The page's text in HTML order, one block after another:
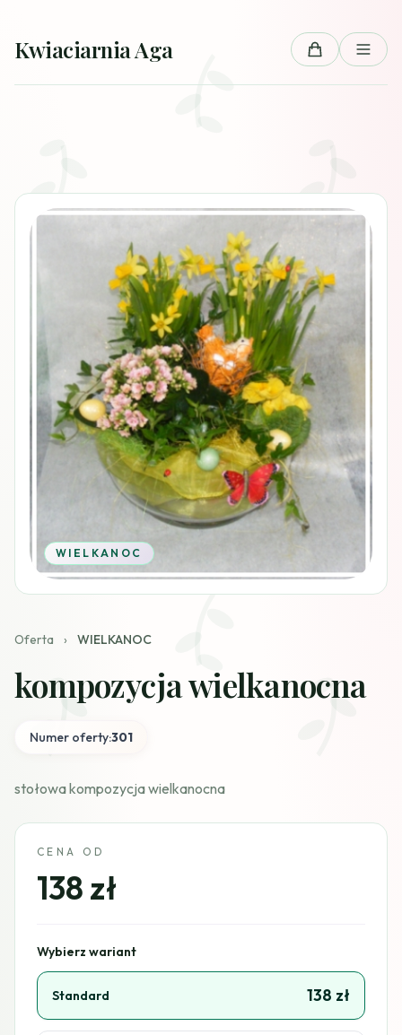
Kwiaciarnia Aga Koszyk
WIELKANOC
Oferta › WIELKANOC
kompozycja wielkanocna
Numer oferty:301
stołowa kompozycja wielkanocna
CENA OD
138 zł
Wybierz wariant
Standard 138 zł